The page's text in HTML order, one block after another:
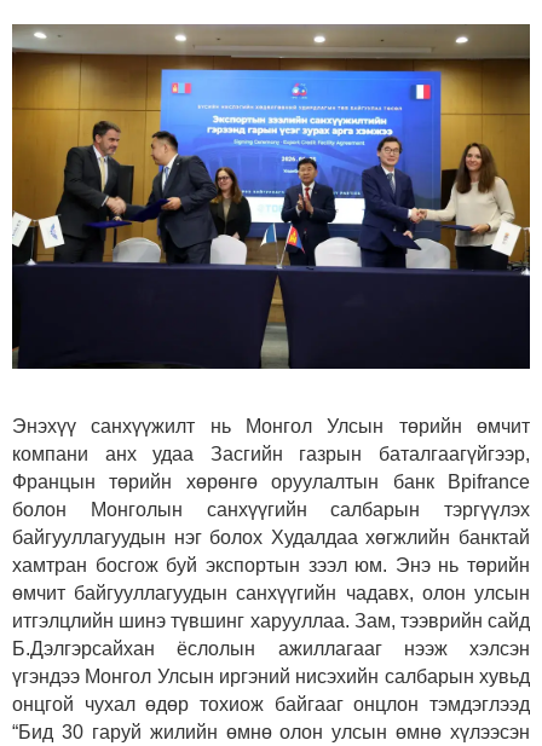
Энэхүү санхүүжилт нь Монгол Улсын төрийн өмчит
компани анх удаа Засгийн газрын баталгаагүйгээр,
Францын төрийн хөрөнгө оруулалтын банк Bpifrance
болон Монголын санхүүгийн салбарын тэргүүлэх
байгууллагуудын нэг болох Худалдаа хөгжлийн банктай
хамтран босгож буй экспортын зээл юм. Энэ нь төрийн
өмчит байгууллагуудын санхүүгийн чадавх, олон улсын
итгэлцлийн шинэ түвшинг харууллаа. Зам, тээврийн сайд
Б.Дэлгэрсайхан ёслолын ажиллагааг нээж хэлсэн
үгэндээ Монгол Улсын иргэний нисэхийн салбарын хувьд
онцгой чухал өдөр тохиож байгааг онцлон тэмдэглээд
“Бид 30 гаруй жилийн өмнө олон улсын өмнө хүлээсэн